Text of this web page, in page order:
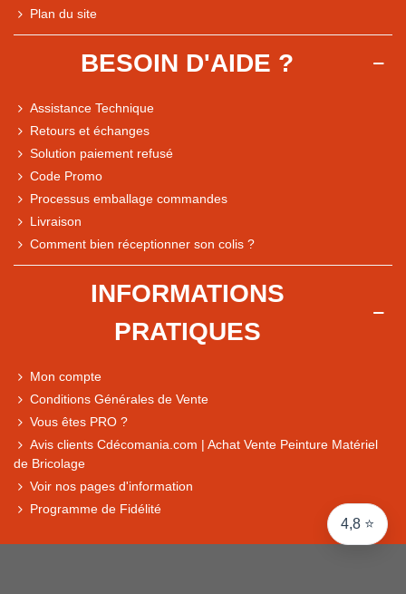
4,8 ⭐
Comparaison des performances du magasin
Express, Chez vous, Point relais, Retrait magasin
Plan du site
BESOIN D'AIDE ?
Assistance Technique
Retours et échanges
Solution paiement refusé
Code Promo
Processus emballage commandes
Livraison
Comment bien réceptionner son colis ?
INFORMATIONS
PRATIQUES
Mon compte
Conditions Générales de Vente
Vous êtes PRO ?
Avis clients Cdécomania.com | Achat Vente Peinture Matériel
de Bricolage
Voir nos pages d'information
Programme de Fidélité